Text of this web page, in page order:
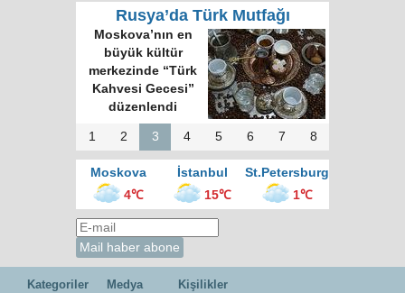
Rusya’da Türk Mutfağı
Moskova’nın en
büyük kültür
merkezinde “Türk
Kahvesi Gecesi”
düzenlendi
1 2 3 4 5 6 7 8
Moskova İstanbul
St.Petersburg
4℃
15℃ 1℃
Kategoriler Medya Kişilikler